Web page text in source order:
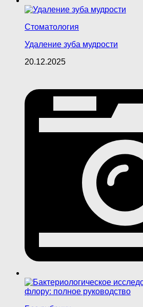
Стоматология
Удаление зуба мудрости
20.12.2025